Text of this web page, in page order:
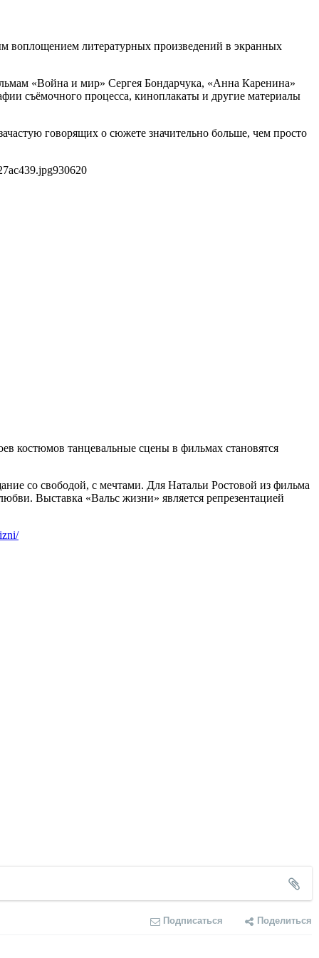
воплощением литературных произведений в экранных
«Война и мир» Сергея Бондарчука, «Анна Каренина»
съёмочного процесса, киноплакаты и другие материалы
говорящих о сюжете значительно больше, чем просто
930620
костюмов танцевальные сцены в фильмах становятся
со свободой, с мечтами. Для Натальи Ростовой из фильма
Выставка «Вальс жизни» является репрезентацией
Подписаться Поделиться